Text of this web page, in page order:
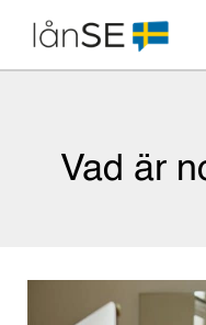
content
Vad är